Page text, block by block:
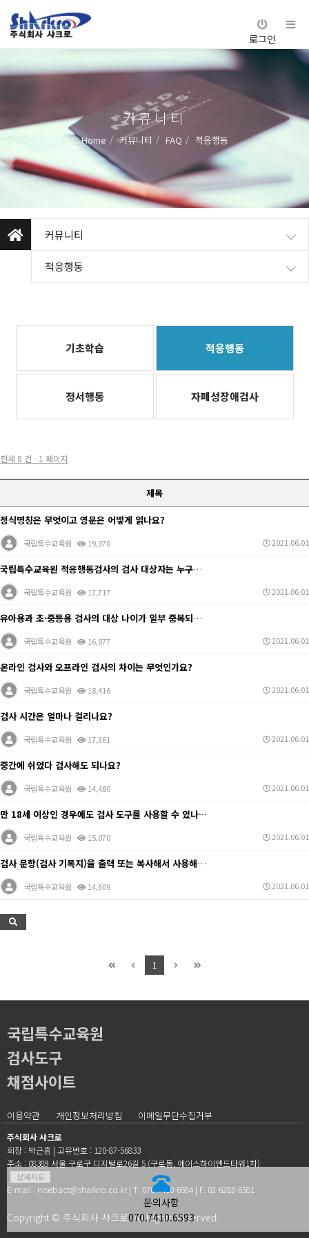
문의사항
070.7410.6593
로그인
커뮤니티
Home 커뮤니티 FAQ 적응행동
커뮤니티
적응행동
기초학습 적응행동
정서행동 자폐성장애검사
전체 8 건 - 1 페이지
제목
정식명칭은 무엇이고 영문은 어떻게 읽나요?
국립특수교육원 19,070 2021.06.01
국립특수교육원 적응행동검사의 검사 대상자는 누구인가요?
국립특수교육원 17,717 2021.06.01
유아용과 초·중등용 검사의 대상 나이가 일부 중복되는데…
국립특수교육원 16,877 2021.06.01
온라인 검사와 오프라인 검사의 차이는 무엇인가요?
국립특수교육원 18,416 2021.06.01
검사 시간은 얼마나 걸리나요?
국립특수교육원 17,361 2021.06.01
중간에 쉬었다 검사해도 되나요?
국립특수교육원 14,480 2021.06.01
만 18세 이상인 경우에도 검사 도구를 사용할 수 있나…
국립특수교육원 15,070 2021.06.01
검사 문항(검사 기록지)을 출력 또는 복사해서 사용해도…
국립특수교육원 14,609 2021.06.01
1
국립특수교육원
검사도구
채점사이트
이용약관 개인정보처리방침 이메일무단수집거부
주식회사 샤크로
회장 : 박근흠 | 고유번호 : 120-87-56833
주소 : 08389 서울 구로구 디지털로26길 5 (구로동, 에이스하이엔드타워1차)
상세지도
E-mail : nisebact@sharkro.co.kr | T. 070-7410-6594 | F. 02-6280-6581
Copyright © 주식회사 샤크로. All Rights Reserved.